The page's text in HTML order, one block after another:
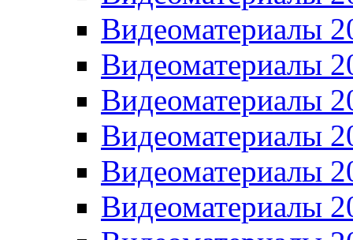
Видеоматериалы
Видеоматериалы
Видеоматериалы
Видеоматериалы
Видеоматериалы
Видеоматериалы